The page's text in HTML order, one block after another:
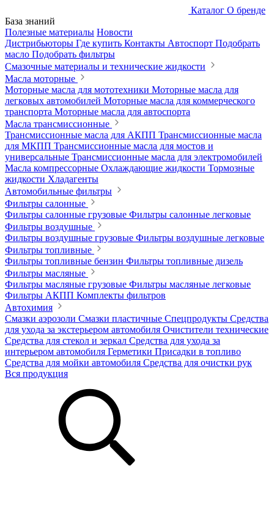
Каталог О бренде
База знаний
Полезные материалы Новости
Дистрибьюторы Где купить Контакты Автоспорт Подобрать
масло Подобрать фильтры
Смазочные материалы и технические жидкости
Масла моторные
Моторные масла для мототехники Моторные масла для
легковых автомобилей Моторные масла для коммерческого
транспорта Моторные масла для автоспорта
Масла трансмиссионные
Трансмиссионные масла для АКПП Трансмиссионные масла
для МКПП Трансмиссионные масла для мостов и
универсальные Трансмиссионные масла для электромобилей
Масла компрессорные Охлаждающие жидкости Тормозные
жидкости Хладагенты
Автомобильные фильтры
Фильтры салонные
Фильтры салонные грузовые Фильтры салонные легковые
Фильтры воздушные
Фильтры воздушные грузовые Фильтры воздушные легковые
Фильтры топливные
Фильтры топливные бензин Фильтры топливные дизель
Фильтры масляные
Фильтры масляные грузовые Фильтры масляные легковые
Фильтры АКПП Комплекты фильтров
Автохимия
Смазки аэрозоли Смазки пластичные Спецпродукты Средства
для ухода за экстерьером автомобиля Очистители технические
Средства для стекол и зеркал Средства для ухода за
интерьером автомобиля Герметики Присадки в топливо
Средства для мойки автомобиля Средства для очистки рук
Вся продукция